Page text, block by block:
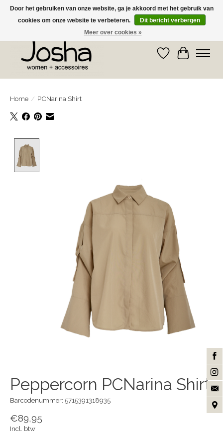
GRATIS OPHALEN IN DE WINKEL EN GRATIS VERZENDING VANAF € 75,00
Verlanglijst
Home / PCNarina Shirt
Peppercorn PCNarina Shirt
Barcodenummer: 5715391318935
€89,95
Incl. btw
Door het gebruiken van onze website, ga je akkoord met het gebruik van
cookies om onze website te verbeteren.
Dit bericht verbergen
Meer over cookies »